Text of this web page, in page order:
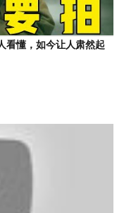
看懂，如今让人肃然起